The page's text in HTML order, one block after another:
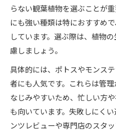
らない観葉植物を選ぶことが
にも強い種類は特におすすめ
しています。選ぶ際は、植物
慮しましょう。
具体的には、ポトスやモンス
者にも人気です。これらは管
なじみやすいため、忙しい方
も向いています。失敗しにく
ンツレビューや専門店のスタ